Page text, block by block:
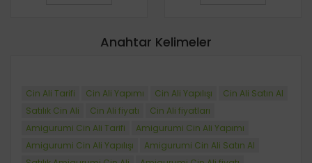
Anahtar Kelimeler
Cin Ali Tarifi Cin Ali Yapımı Cin Ali Yapılışı
Cin Ali Satın Al
Satılık Cin Ali
Cin Ali fiyatı
Cin Ali fiyatları
Amigurumi Cin Ali Tarifi
Amigurumi Cin Ali Yapımı
Amigurumi Cin Ali Yapılışı
Amigurumi Cin Ali Satın Al